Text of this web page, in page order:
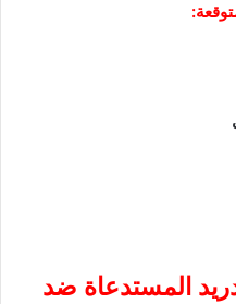
المستدعاة ضد